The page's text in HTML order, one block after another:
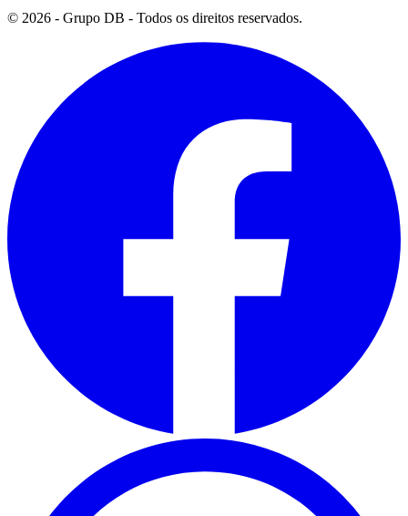
© 2026 - Grupo DB - Todos os direitos reservados.